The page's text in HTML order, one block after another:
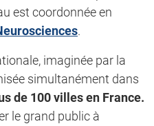
est coordonnée en
.
imaginée par la
simultanément dans
de 100 villes en France.
le grand public à